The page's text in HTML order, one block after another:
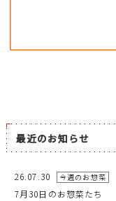
最近のお知らせ
26.07.30 今週のお惣菜
7月30日のお惣菜たち